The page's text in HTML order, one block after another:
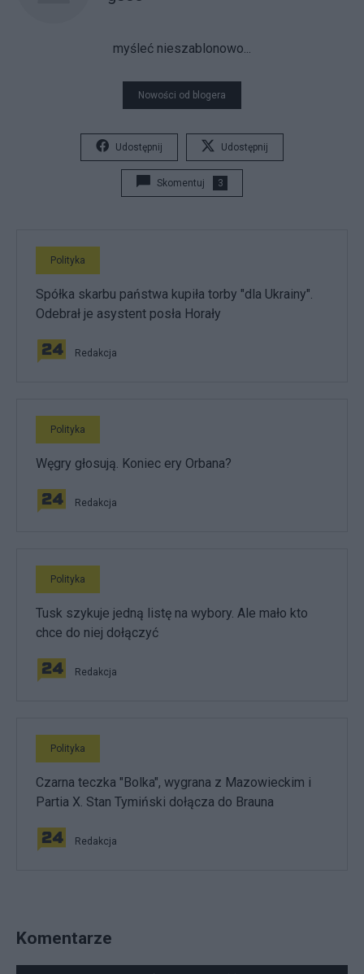
myśleć nieszablonowo...
Nowości od blogera
Udostępnij Udostępnij
Skomentuj 3
Polityka
Spółka skarbu państwa kupiła torby "dla Ukrainy".
Odebrał je asystent posła Horały
Redakcja
Polityka
Węgry głosują. Koniec ery Orbana?
Redakcja
Polityka
Tusk szykuje jedną listę na wybory. Ale mało kto
chce do niej dołączyć
Redakcja
Polityka
Czarna teczka "Bolka", wygrana z Mazowieckim i
Partia X. Stan Tymiński dołącza do Brauna
Redakcja
Komentarze